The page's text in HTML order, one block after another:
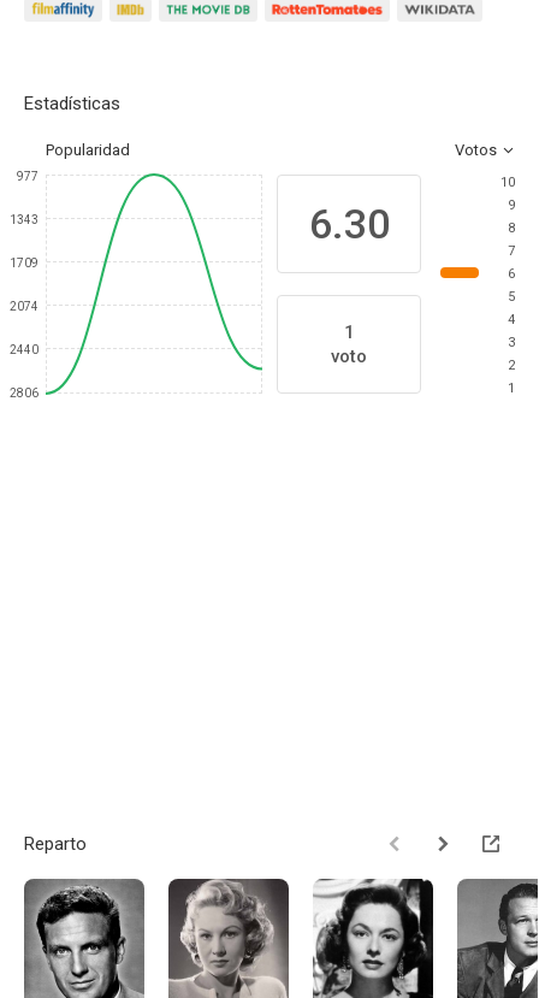
Estadísticas
Popularidad Votos
977
1343
1709
2074
2440
2806
6.30
1
voto
10
9
8
7
6
5
4
3
2
1
Reparto